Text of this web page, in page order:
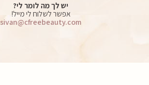
יש לך מה לומר לי?
אפשר לשלוח לי מייל!
sivan@cfreebeauty.com